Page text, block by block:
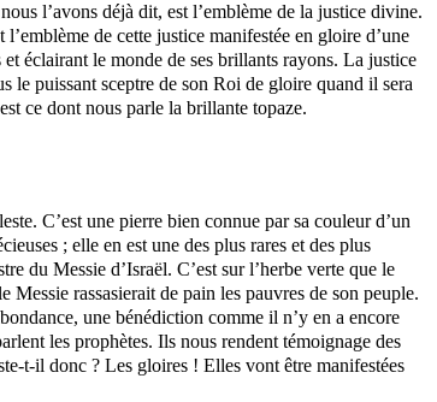
l’avons déjà dit, est l’emblème de la justice divine.
de cette justice manifestée en gloire d’une
éclairant le monde de ses brillants rayons. La justice
le puissant sceptre de son Roi de gloire quand il sera
ce dont nous parle la brillante topaze.
C’est une pierre bien connue par sa couleur d’un
; elle en est une des plus rares et des plus
du Messie d’Israël. C’est sur l’herbe verte que le
rassasierait de pain les pauvres de son peuple.
une bénédiction comme il n’y en a encore
les prophètes. Ils nous rendent témoignage des
t-il donc ? Les gloires ! Elles vont être manifestées